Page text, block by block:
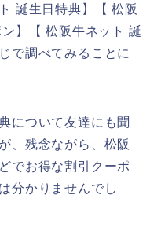
誕生日特典】【 松阪
】【 松阪牛ネット 誕
で調べてみることに
について友達にも聞
、残念ながら、松阪
でお得な割引クーポ
分かりませんでし